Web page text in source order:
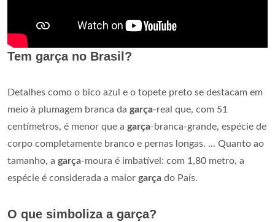
Tem garça no Brasil?
Detalhes como o bico azul e o topete preto se destacam em
meio à plumagem branca da garça-real que, com 51
centímetros, é menor que a garça-branca-grande, espécie de
corpo completamente branco e pernas longas. ... Quanto ao
tamanho, a garça-moura é imbatível: com 1,80 metro, a
espécie é considerada a maior garça do País.
O que simboliza a garça?